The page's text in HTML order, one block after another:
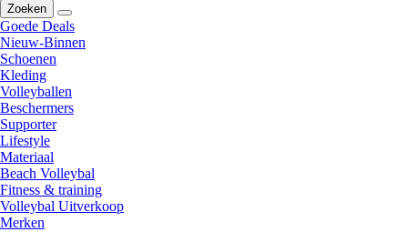
Zoeken
Goede Deals
Nieuw-Binnen
Schoenen
Kleding
Volleyballen
Beschermers
Supporter
Lifestyle
Materiaal
Beach Volleybal
Fitness & training
Volleybal Uitverkoop
Merken